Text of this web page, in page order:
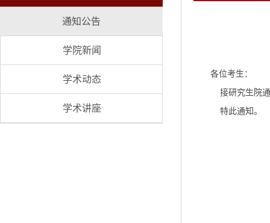
通知公告
学院新闻
学术动态
学术讲座
各位考生：
接研究生院通
特此通知。